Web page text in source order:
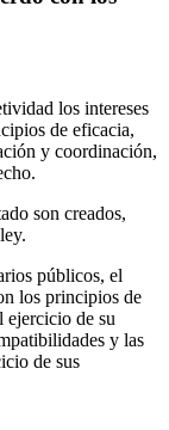
los intereses
de eficacia,
y coordinación,
son creados,
públicos, el
los principios de
ejercicio de su
y las
de sus